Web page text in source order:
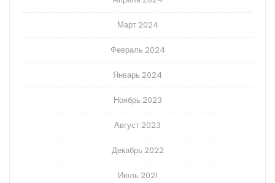
Март 2024
Февраль 2024
Январь 2024
Ноябрь 2023
Август 2023
Декабрь 2022
Июль 2021